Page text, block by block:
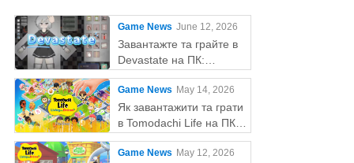
Game News June 12, 2026
Завантажте та грайте в
Devastate на ПК:
остаточний ігровий гайд
з MEmu Play
Game News May 14, 2026
Як завантажити та грати
в Tomodachi Life на ПК
за допомогою MEmu
Game News May 12, 2026